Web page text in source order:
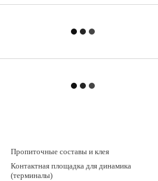
Пропиточные составы и клея
Контактная площадка для динамика
(терминалы)